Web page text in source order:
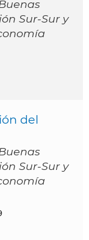
Sur-Sur y
del
Sur-Sur y